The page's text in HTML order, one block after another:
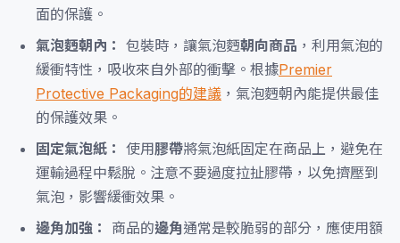
面的保護。
氣泡麪朝內： 包裝時，讓氣泡麪朝向商品 ，利用氣泡的
緩衝特性，吸收來自外部的衝擊。根據Premier
Protective Packaging的建議 ，氣泡麪朝內能提供最佳
的保護效果。
固定氣泡紙： 使用膠帶將氣泡紙固定在商品上，避免在
運輸過程中鬆脫。注意不要過度拉扯膠帶，以免擠壓到
氣泡，影響緩衝效果。
邊角加強：
商品的邊角通常是較脆弱的部分，應使用額